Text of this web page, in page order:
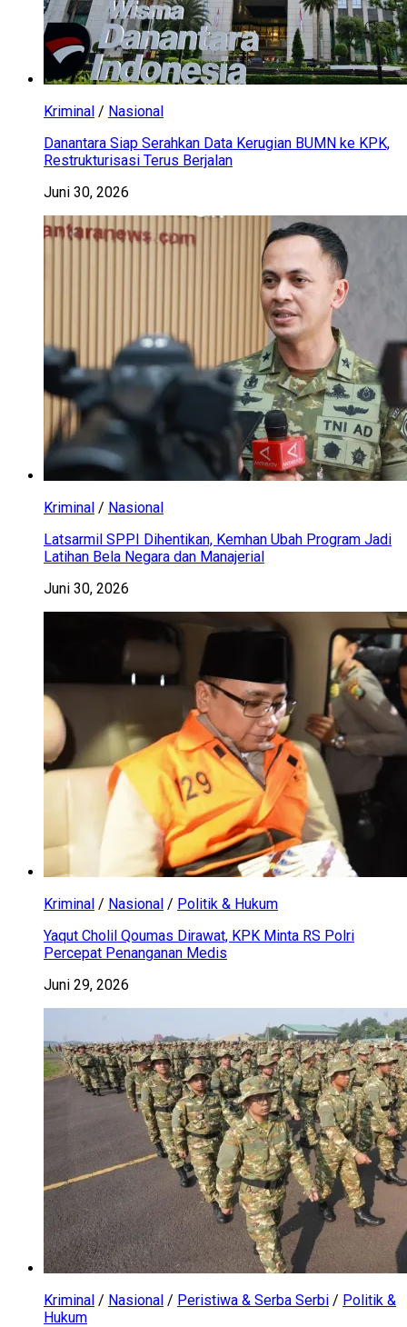
Kriminal / Nasional
Danantara Siap Serahkan Data Kerugian BUMN ke KPK,
Restrukturisasi Terus Berjalan
Juni 30, 2026
Kriminal / Nasional
Latsarmil SPPI Dihentikan, Kemhan Ubah Program Jadi
Latihan Bela Negara dan Manajerial
Juni 30, 2026
Kriminal / Nasional / Politik & Hukum
Yaqut Cholil Qoumas Dirawat, KPK Minta RS Polri
Percepat Penanganan Medis
Juni 29, 2026
Kriminal / Nasional / Peristiwa & Serba Serbi / Politik &
Hukum